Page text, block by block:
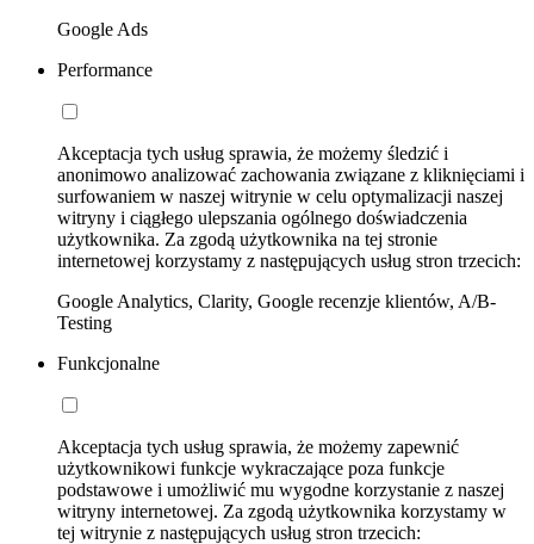
Google Ads
Performance
Akceptacja tych usług sprawia, że możemy śledzić i
anonimowo analizować zachowania związane z kliknięciami i
surfowaniem w naszej witrynie w celu optymalizacji naszej
witryny i ciągłego ulepszania ogólnego doświadczenia
użytkownika. Za zgodą użytkownika na tej stronie
internetowej korzystamy z następujących usług stron trzecich:
Google Analytics, Clarity, Google recenzje klientów, A/B-
Testing
Funkcjonalne
Akceptacja tych usług sprawia, że możemy zapewnić
użytkownikowi funkcje wykraczające poza funkcje
podstawowe i umożliwić mu wygodne korzystanie z naszej
witryny internetowej. Za zgodą użytkownika korzystamy w
tej witrynie z następujących usług stron trzecich: